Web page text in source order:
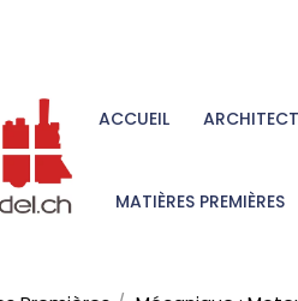
ACCUEIL
MATIÈRES PREMIÈRES